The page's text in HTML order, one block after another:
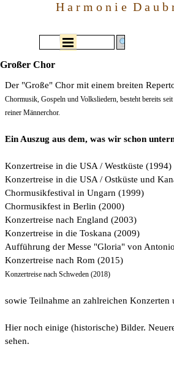
Direkt zum SeiteninhaltH a r m o n i e  D a u b
Menü überspringen
Großer Chor
Der "Große" Chor mit einem breiten
Chormusik, Gospeln und Volksliedern, besteht bereits
reiner Männerchor.
Ein Auszug aus dem, was wir schon
Konzertreise in die USA / Westküste (1994)
Konzertreise in die USA / Ostküste und
Chormusikfestival in Ungarn (1999)
Chormusikfest in Berlin (2000)
Konzertreise nach England (2003)
Konzertreise in die Toskana (2009)
Aufführung der Messe "Gloria" von
Konzertreise nach Rom (2015)
Konzertreise nach Schweden (2018)
sowie Teilnahme an zahlreichen Konzerten
Hier noch einige (historische) Bilder.
sehen.